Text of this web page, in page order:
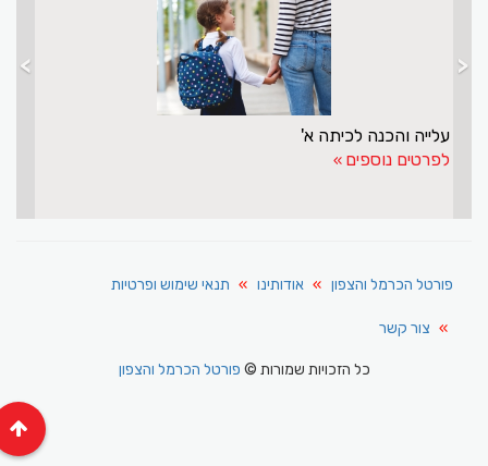
עלייה והכנה לכיתה א'
לפרטים נוספים
> <
פורטל הכרמל והצפון אודותינו תנאי שימוש ופרטיות
צור קשר
כל הזכויות שמורות ©פורטל הכרמל והצפון